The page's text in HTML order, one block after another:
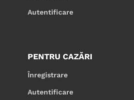
Autentificare
PENTRU CAZĂRI
Înregistrare
Autentificare